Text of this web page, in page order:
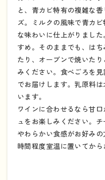
と、青カビ特有の複雑な
ズ。ミルクの風味で青カ
な味わいに仕上がりまし
すめ。そのままでも、は
たり、オーブンで焼いた
みください。食べごろを
でお届けします。乳原料
います。
ワインに合わせるなら甘
ュをお楽しみください。チ
やわらかい食感がお好み
時間程度室温に置いてから